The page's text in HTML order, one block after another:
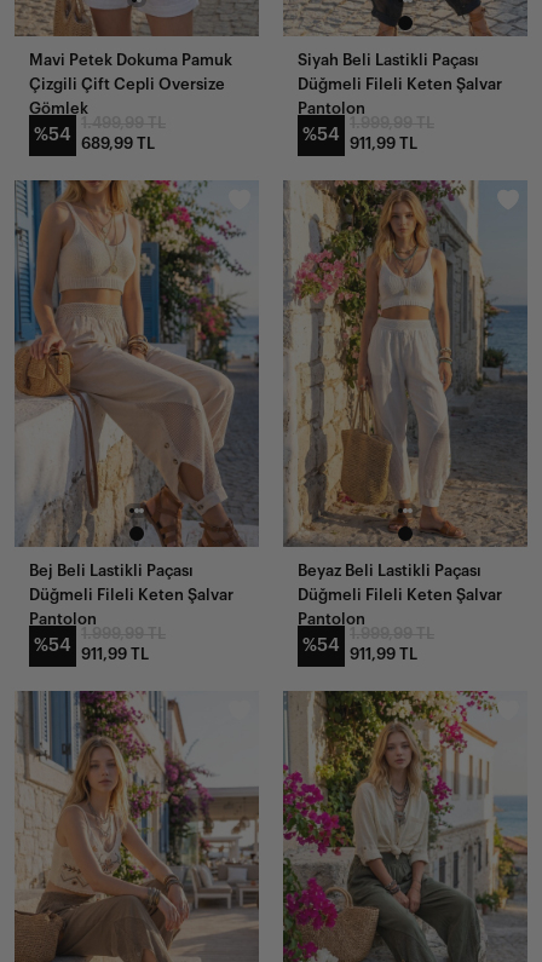
Mavi Petek Dokuma Pamuk
Çizgili Çift Cepli Oversize
Gömlek
%54
689,99 TL
Siyah Beli Lastikli Paçası
Düğmeli Fileli Keten Şalvar
Pantolon
%54
911,99 TL
Bej Beli Lastikli Paçası
Düğmeli Fileli Keten Şalvar
Pantolon
%54
911,99 TL
Beyaz Beli Lastikli Paçası
Düğmeli Fileli Keten Şalvar
Pantolon
%54
911,99 TL